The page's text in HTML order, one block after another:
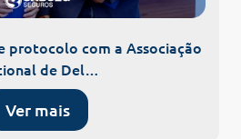
protocolo com a Associação
de Del…
Ver mais